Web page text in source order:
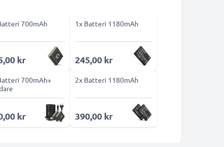
700mAh
kr
1x Batteri 1180mAh
245,00 kr
700mAh+
kr
2x Batteri 1180mAh
390,00 kr